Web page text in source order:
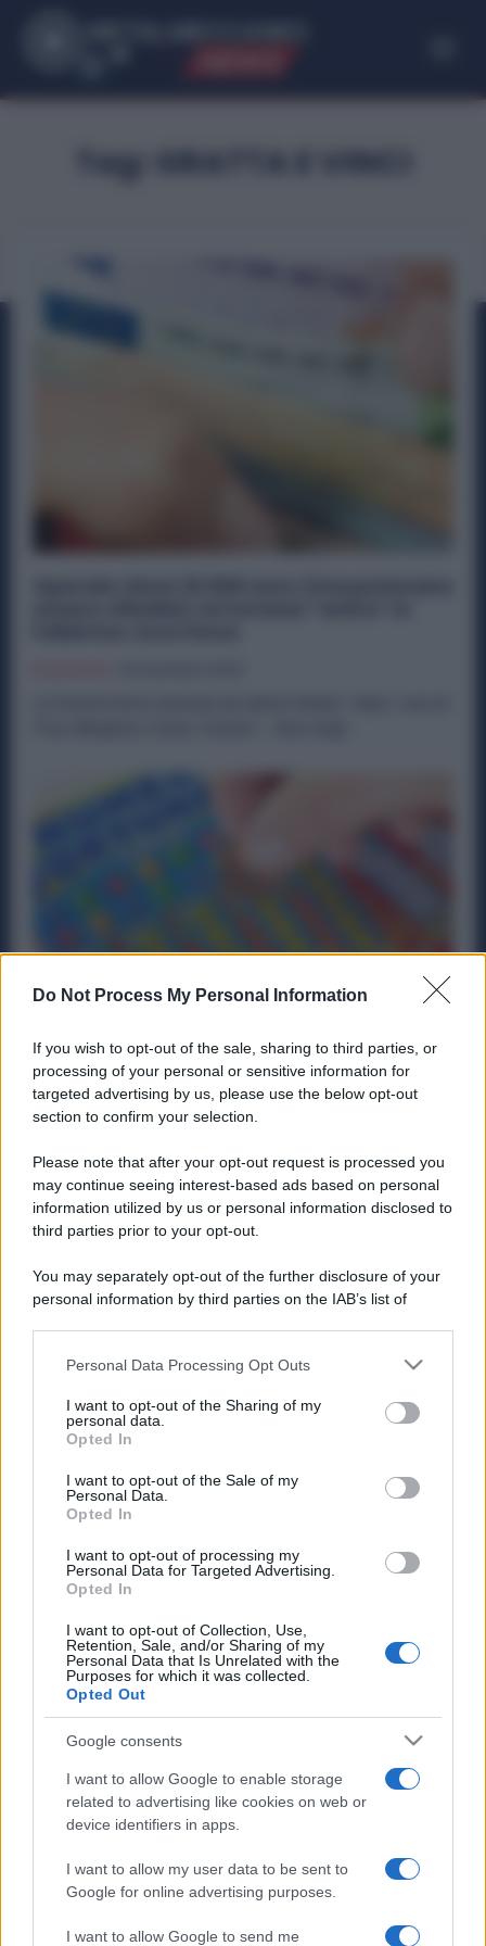
Do Not Process My Personal Information
If you wish to opt-out of the sale, sharing to third parties, or
processing of your personal or sensitive information for
targeted advertising by us, please use the below opt-out
section to confirm your selection.
Please note that after your opt-out request is processed you
may continue seeing interest-based ads based on personal
information utilized by us or personal information disclosed to
third parties prior to your opt-out.
You may separately opt-out of the further disclosure of your
personal information by third parties on the IAB’s list of
This information may also be disclosed by us to third parties
disclose it to other third parties.
Please note that this website/app uses one or more Google
services and may gather and store information including but
not limited to your visit or usage behaviour. You may click to
grant or deny consent to Google and its third-party tags to
consent section.
Personal Data Processing Opt Outs
I want to opt-out of the Sharing of my
personal data.
Opted In
I want to opt-out of the Sale of my
Personal Data.
Opted In
I want to opt-out of processing my
Personal Data for Targeted Advertising.
Opted In
I want to opt-out of Collection, Use,
Retention, Sale, and/or Sharing of my
Personal Data that Is Unrelated with the
Purposes for which it was collected.
Opted Out
Google consents
I want to allow Google to enable storage
related to advertising like cookies on web or
device identifiers in apps.
I want to allow my user data to be sent to
Google for online advertising purposes.
I want to allow Google to send me
Tag: GRATTA E VINCI
Ecco i Gratta e Vinci che hanno reso
milionari gli Operai di Pisa, Cesena,
Economia 3 Novembre 2025
Negli ultimi mesi quattro operai italiani hanno visto la loro
vita cambiare radicalmente grazie a vincite clamorose al
Gratta...
ALMECCANICI
NEWS
ABOUT US CONTACT CAREERS PRIVACY POLICY
Metalmeccanici News - Il portale di informazione sul mondo
della Metalmeccanica, Installazione di Impianti, Automotive e
con le Offerte di Lavoro dedicate alle professionalità della
filiera. Metalmeccanici News non è una testata giornalistica, in
quanto viene aggiornato senza alcuna periodicità. Non può
pertanto considerarsi un prodotto editoriale ai sensi della legge
Metalmeccanici News è di proprietà di Nevera Editore s.r.l. via
Tiburtina, 5 - 00185 Roma
Copyright ©2025 - Tutti i diritti riservati